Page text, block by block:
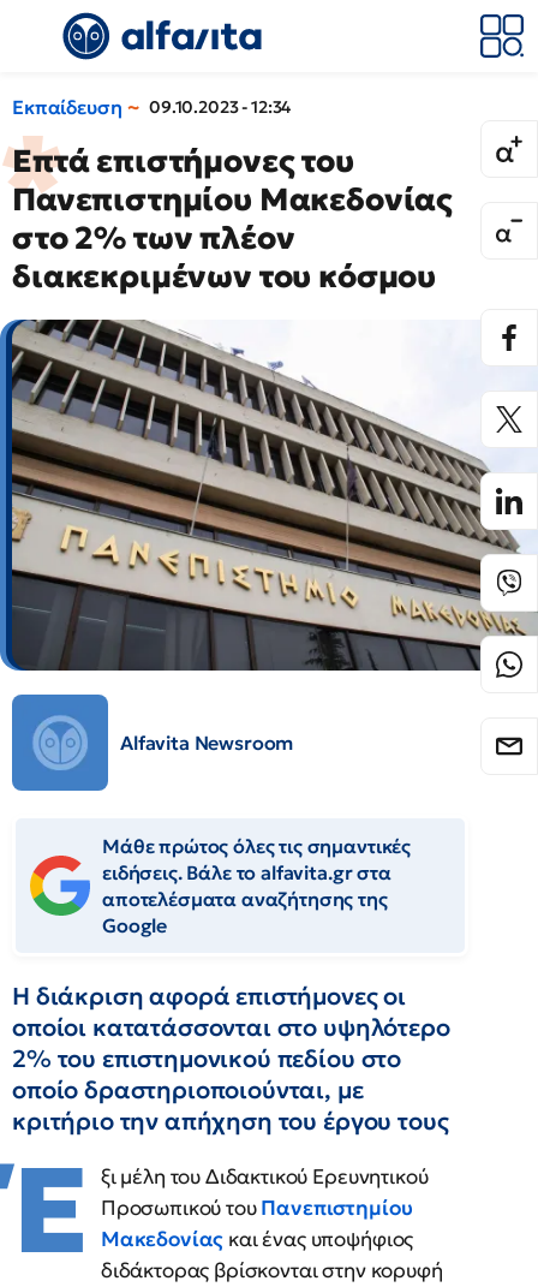
Εκπαίδευση 09.10.2023 - 12:34
Επτά επιστήμονες του
Πανεπιστημίου Μακεδονίας
στο 2% των πλέον
διακεκριμένων του κόσμου
Alfavita Newsroom
Μάθε πρώτος όλες τις σημαντικές
ειδήσεις. Βάλε το alfavita.gr στα
αποτελέσματα αναζήτησης της
Google
Η διάκριση αφορά επιστήμονες οι
οποίοι κατατάσσονται στο υψηλότερο
2% του επιστημονικού πεδίου στο
οποίο δραστηριοποιούνται, με
κριτήριο την απήχηση του έργου τους
Έ
ξι μέλη του Διδακτικού Ερευνητικού
Προσωπικού τουΠανεπιστημίου
Μακεδονίας και ένας υποψήφιος
διδάκτορας βρίσκονται στην κορυφή